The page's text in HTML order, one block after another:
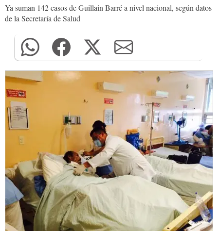
Ya suman 142 casos de Guillain Barré a nivel nacional, según datos
de la Secretaría de Salud